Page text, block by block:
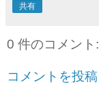
共有
0 件のコメント:
コメントを投稿